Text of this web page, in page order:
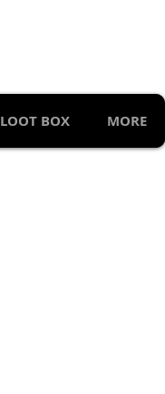
LOOT BOX MORE